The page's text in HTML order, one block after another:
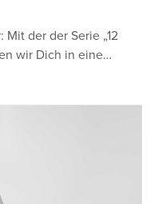
der der Serie „12
wir Dich in eine…